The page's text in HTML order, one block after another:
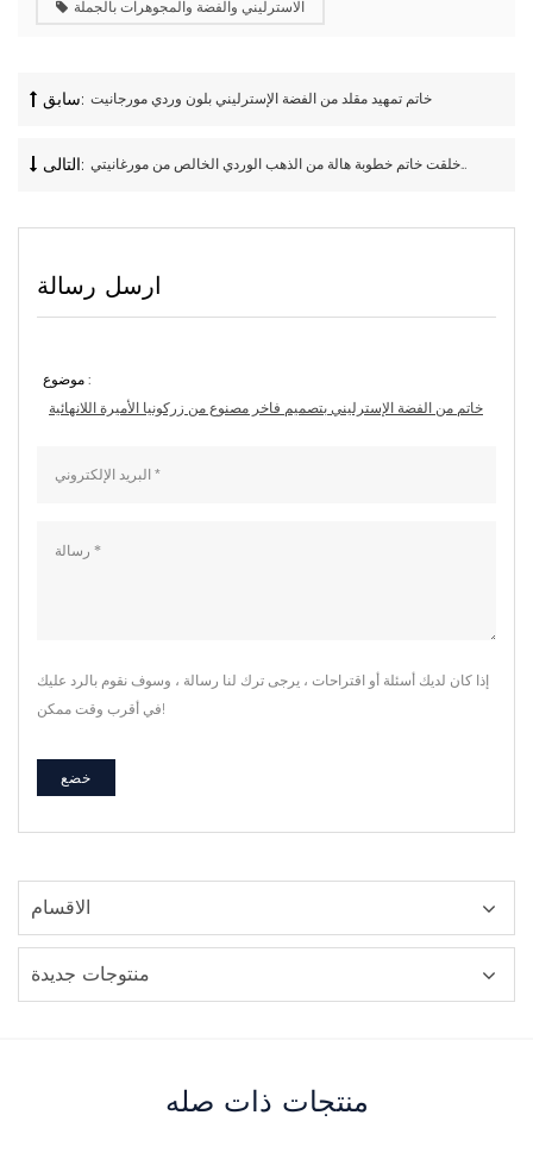
الاسترليني والفضة والمجوهرات بالجملة
سابق: خاتم تمهيد مقلد من الفضة الإسترليني بلون وردي مورجانيت
التالى:
ارسل رسالة
موضوع :
خاتم من الفضة الإسترليني بتصميم فاخر مصنوع من زركونيا الأميرة اللانهائية
إذا كان لديك أسئلة أو اقتراحات ، يرجى ترك لنا رسالة ، وسوف نقوم بالرد عليك
في أقرب وقت ممكن!
الاقسام
منتوجات جديدة
منتجات ذات صله